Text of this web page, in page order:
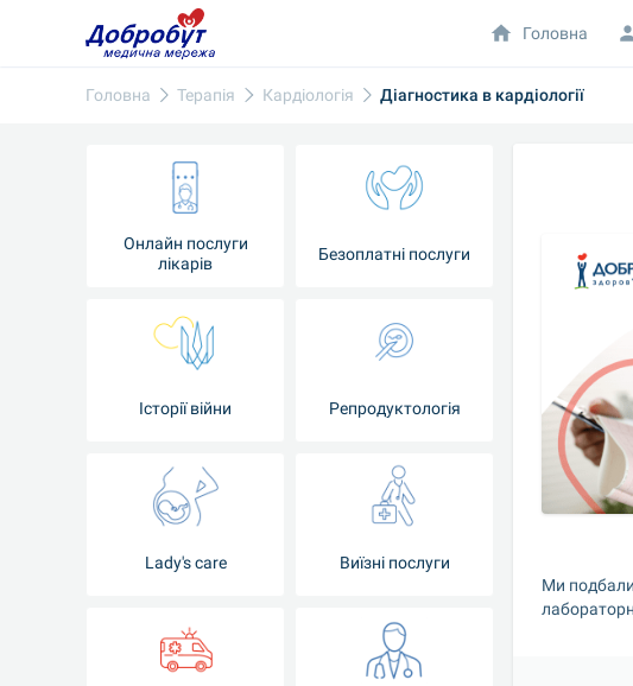
Головна Терапія Кардіологія Діагностика в кардіології
Онлайн послуги
лікарів
Безоплатні послуги
Історії війни Репродуктологія
Lady's care Виїзні послуги
Ми подбали
Головна